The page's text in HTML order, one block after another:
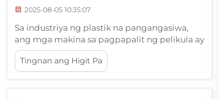
2025-08-05 10:35:07
Sa industriya ng plastik na pangangasiwa,
ang mga makina sa pagpapalit ng pelikula ay
mahalagang kagamitan sa produksyon,
malawakang ginagamit sa pangangasiwa ng
pagkain, pangangasiwa ng industriya,
Tingnan ang Higit Pa